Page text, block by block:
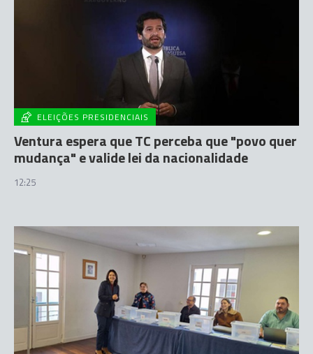
ELEIÇÕES PRESIDENCIAIS
Ventura espera que TC perceba que "povo quer
mudança" e valide lei da nacionalidade
12:25